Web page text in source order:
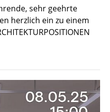
sehr geehrte
herzlich ein zu einem